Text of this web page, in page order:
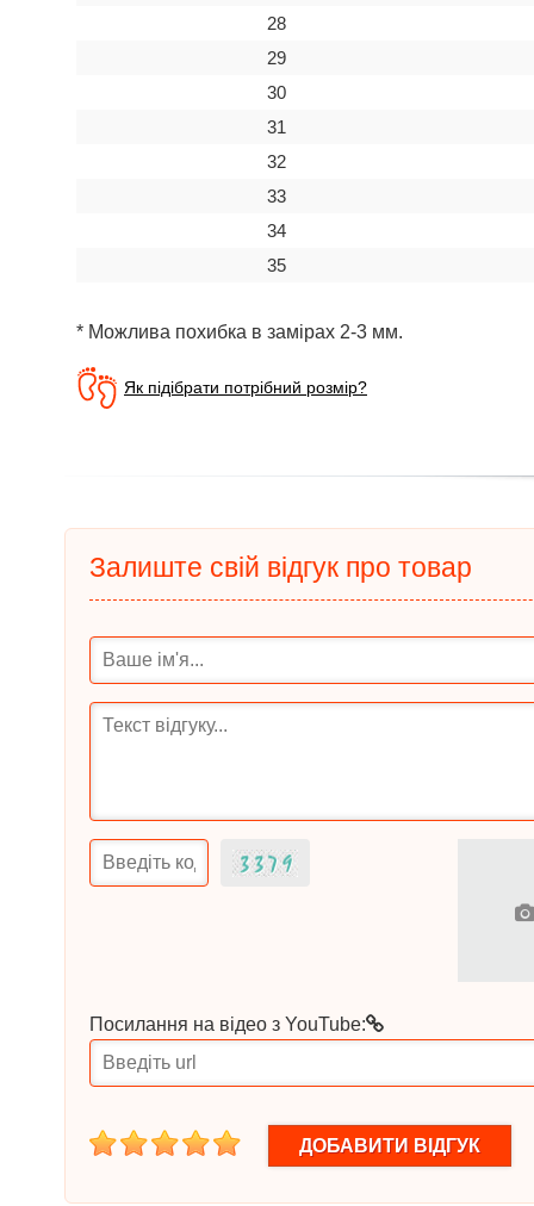
28
29
30
31
32
33
34
35
* Можлива похибка в замірах 2-3 мм.
Як підібрати потрібний розмір?
Залиште свій відгук про товар
Посилання на відео з YouTube:
1 2 3 4 5